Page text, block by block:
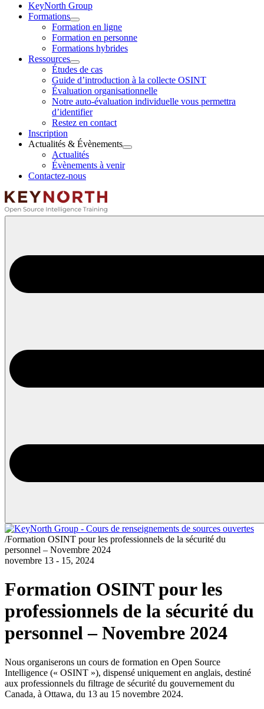
KeyNorth Group
Formations
Ouvrir
Formations
le
menu
Formation en ligne
Formation en personne
Formations hybrides
Ressources
Ouvrir
Ressources
le
menu
Études de cas
Guide d’introduction à la collecte OSINT
Évaluation organisationnelle
Notre auto-évaluation individuelle vous permettra
d’identifier
Restez en contact
Inscription
Actualités & Évènements
Ouvrir
Actualités
Évènements à venir
Contactez-nous
/Formation OSINT pour les professionnels de la sécurité du
personnel – Novembre 2024
novembre 13 - 15, 2024
Formation OSINT pour les
professionnels de la sécurité du
personnel – Novembre 2024
Nous organiserons un cours de formation en Open Source
Intelligence (« OSINT »), dispensé uniquement en anglais, destiné
aux professionnels du filtrage de sécurité du gouvernement du
Canada, à Ottawa, du 13 au 15 novembre 2024.